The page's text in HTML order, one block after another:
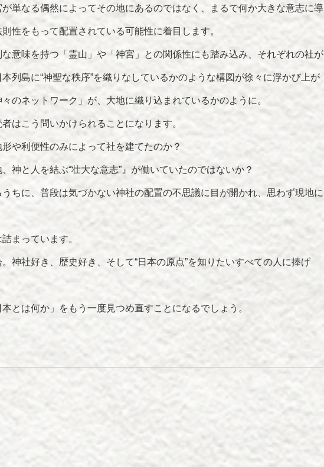
単なる偶然によってその地にあるのではなく、まるで何か大きな意志に導
性をもって配置されている可能性に着目します。
意味を持つ「霊山」や「神宮」との関係性にも踏み込み、それぞれの社が
列島に“神聖な秩序”を織りなしているかのような構図が徐々に浮かび上が
のネットワーク」が、大地に織り込まれているかのように。
はこう問いかけられることになります。
や利便性のみによって社を建てたのか？
神と人を結ぶ“壮大な意志”』が働いていたのではないか？
ちに、普段は気づかない神社の配置の不思議に目が開かれ、思わず現地に
まっています。
神社好き、歴史好き、そして“日本の原点”を知りたいすべての人に捧げ
とは何か」をもう一度見つめ直すことになるでしょう。